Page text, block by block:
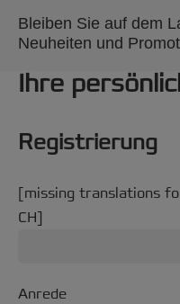
Bleiben Sie auf dem
Neuheiten und
Ihre
Registrierung
[missing translations
CH]
Anrede